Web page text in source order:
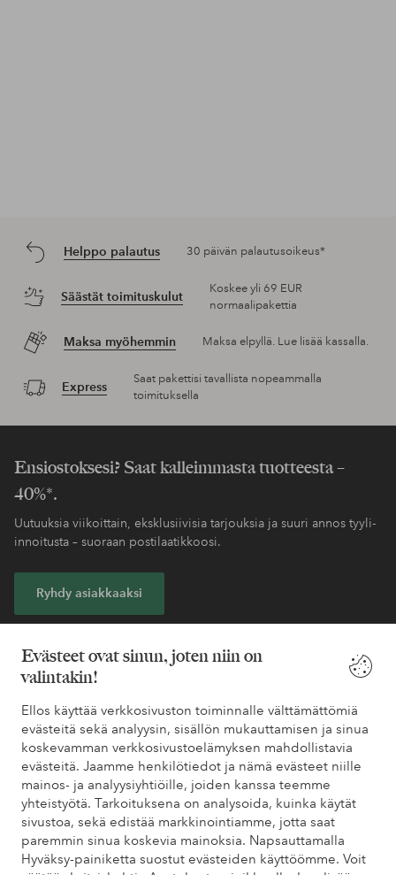
Evästeet ovat sinun, joten niin on
valintakin!
Ellos käyttää verkkosivuston toiminnalle välttämättömiä
evästeitä sekä analyysin, sisällön mukauttamisen ja sinua
koskevamman verkkosivustoelämyksen mahdollistavia
evästeitä. Jaamme henkilötiedot ja nämä evästeet niille
mainos- ja analyysiyhtiöille, joiden kanssa teemme
yhteistyötä. Tarkoituksena on analysoida, kuinka käytät
sivustoa, sekä edistää markkinointiamme, jotta saat
paremmin sinua koskevia mainoksia. Napsauttamalla
Hyväksy-painiketta suostut evästeiden käyttöömme. Voit
Helppo palautus 30 päivän palautusoikeus*
Säästät toimituskulut
Koskee yli 69 EUR
normaalipakettia
Maksa myöhemmin Maksa elpyllä. Lue lisää kassalla.
Express
Saat pakettisi tavallista nopeammalla
toimituksella
Ensiostoksesi? Saat kalleimmasta tuotteesta –
40%*.
Uutuuksia viikoittain, eksklusiivisia tarjouksia ja suuri annos tyyli-
innoitusta – suoraan postilaatikkoosi.
Ryhdy asiakkaaksi
Löydät vastaukset useimmin kysyttyihin kysymyksiin usein
kysytyistä kysymyksistä. Löydät myös tietoa siitä, miten voit ottaa
meihin yhteyttä.
Asiakaspalvelu Tilaukset Maksutavat